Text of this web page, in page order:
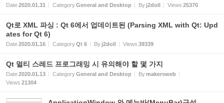
Date2020.01.31 CategoryGeneral and Desktop By j2doll Views 25370
Qt로 XML 파싱 : Qt 6에서 업데이트된 (Parsing XML with Qt: Upd
ates for Qt 6)
Date2020.01.16 CategoryQt 6 By j2doll Views 39339
Qt 멀티 스레드 프로그래밍 시 유의해야 할 몇 가지
Date2020.01.13 CategoryGeneral and Desktop Bymakersweb
Views 21304